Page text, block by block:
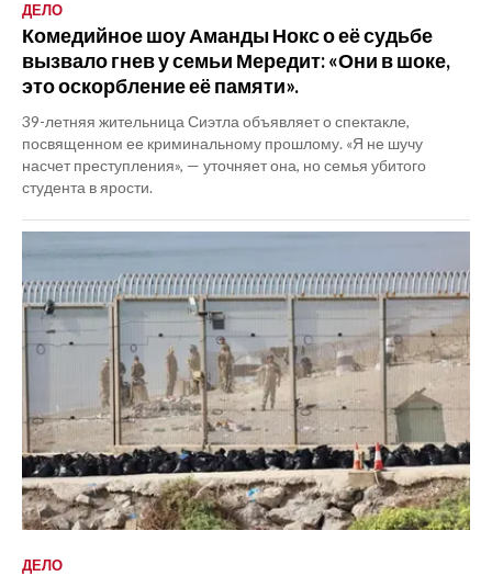
ДЕЛО
Комедийное шоу Аманды Нокс о её судьбе
вызвало гнев у семьи Мередит: «Они в шоке,
это оскорбление её памяти».
39-летняя жительница Сиэтла объявляет о спектакле,
посвященном ее криминальному прошлому. «Я не шучу
насчет преступления», — уточняет она, но семья убитого
студента в ярости.
ДЕЛО